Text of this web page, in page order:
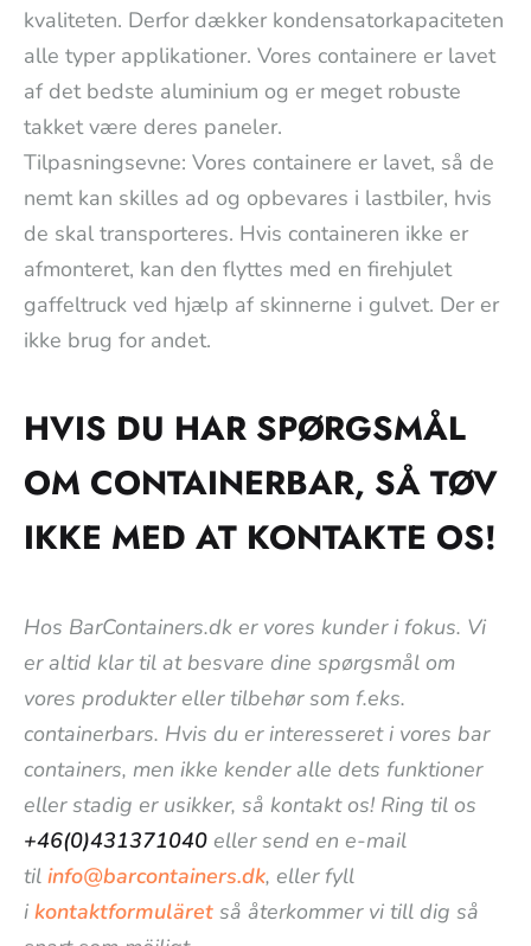
kvaliteten. Derfor dækker kondensatorkapaciteten
alle typer applikationer. Vores containere er lavet
af det bedste aluminium og er meget robuste
takket være deres paneler.
Tilpasningsevne: Vores containere er lavet, så de
nemt kan skilles ad og opbevares i lastbiler, hvis
de skal transporteres. Hvis containeren ikke er
afmonteret, kan den flyttes med en firehjulet
gaffeltruck ved hjælp af skinnerne i gulvet. Der er
ikke brug for andet.
HVIS DU HAR SPØRGSMÅL
OM CONTAINERBAR, SÅ TØV
IKKE MED AT KONTAKTE OS!
Hos BarContainers.dk er vores kunder i fokus. Vi
er altid klar til at besvare dine spørgsmål om
vores produkter eller tilbehør som f.eks.
containerbars. Hvis du er interesseret i vores bar
containers, men ikke kender alle dets funktioner
eller stadig er usikker, så kontakt os! Ring til os
+46(0)431371040 eller send en e-mail
til info@barcontainers.dk, eller fyll
i kontaktformuläret så återkommer vi till dig så